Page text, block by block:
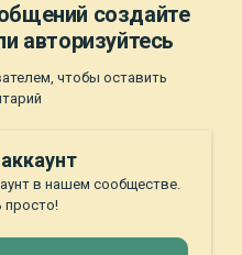
создайте
авторизуйтесь
чтобы оставить
в нашем сообществе.
просто!